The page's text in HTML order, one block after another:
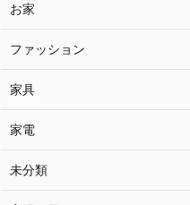
お家
ファッション
家具
家電
未分類